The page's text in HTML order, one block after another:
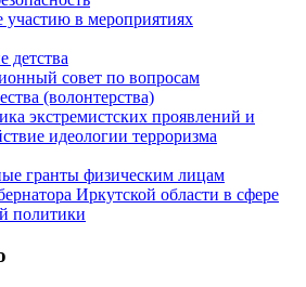
участию в мероприятиях
детства
совет по вопросам
(волонтерства)
экстремистских проявлений и
идеологии терроризма
гранты физическим лицам
Иркутской области в сфере
политики